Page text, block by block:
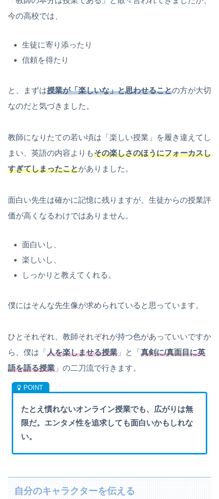
今の高校では、
生徒に寄り添ったり
信頼を得たり
と、まずは授業が「楽しいな」と思わせることの方が大切
なのだと気づきました。
教師になりたての若い頃は「楽しい授業」を履き違えてし
まい、英語の内容よりもその楽しさのほうにフォーカスし
すぎてしまったことがありました。
面白い先生は確かに記憶に残りますが、生徒からの授業評
価が高くなるわけではありません。
面白いし、
楽しいし、
しっかりと教えてくれる。
僕にはそんな先生像が求められていると思っています。
ひとそれぞれ、教師それぞれが持つ色があっていいですか
ら、僕は「 人を楽しませる授業 」と「 真剣に/真面目に英
語を語る授業 」の二刀流で行きます。
たとえ慣れないオンライン授業でも、広がりは無
限だ。エンタメ性を追求しても面白いかもしれな
い。
自分のキャラクターを伝える